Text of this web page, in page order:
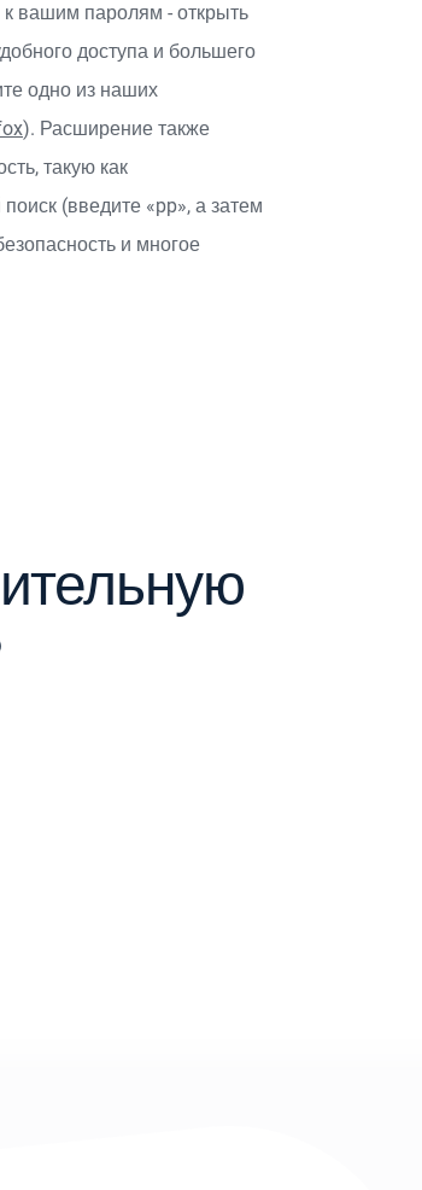
вашим паролям - открыть
доступа и большего
одно из наших
). Расширение также
такую как
(введите «pp», а затем
и многое